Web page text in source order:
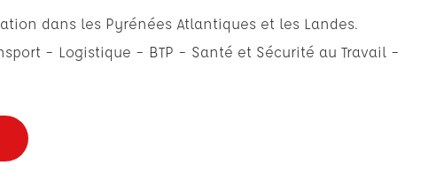
dans les Pyrénées Atlantiques et les Landes.
– Logistique – BTP – Santé et Sécurité au Travail –